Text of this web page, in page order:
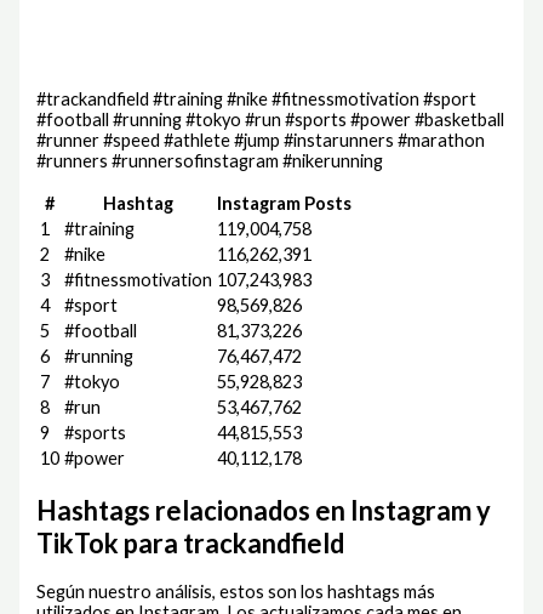
#trackandfield #training #nike #fitnessmotivation #sport
#football #running #tokyo #run #sports #power #basketball
#runner #speed #athlete #jump #instarunners #marathon
#runners #runnersofinstagram #nikerunning
# Hashtag
Instagram Posts
1
#training
119,004,758
2
#nike
116,262,391
3
#fitnessmotivation 107,243,983
4
#sport
98,569,826
5
#football
81,373,226
6
#running
76,467,472
7
#tokyo
55,928,823
8
#run
53,467,762
9
#sports
44,815,553
10 #power 40,112,178
Hashtags relacionados en Instagram y
TikTok para trackandfield
Según nuestro análisis, estos son los hashtags más